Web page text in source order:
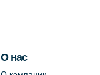
О нас